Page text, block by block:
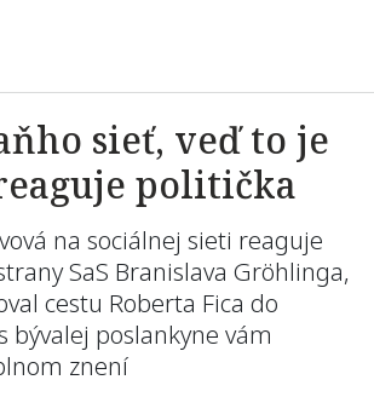
sieť, veď to je
politička
na sociálnej sieti reaguje
SaS Branislava Gröhlinga,
cestu Roberta Fica do
bývalej poslankyne vám
znení